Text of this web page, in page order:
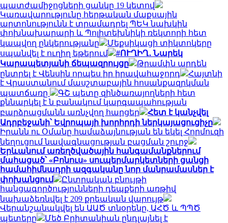
պատժամիջոցների ցանկը 19 կետով
Կառավարությունը հերթական մաքսային
արտոնությունն է տրամադրել ՊԵԿ նախկին
փոխնախարարի և Պոլիտեխնիկի ռեկտորի հետ
կապվող ընկերությանը
Մեքսիկացի տիկտոկերը
սպանվել է ուղիղ եթերում
#ՈՒՂԻՂ․ Նարեկ
Կարապետյանի ճեպազրույցը
Թրամփն արդեն
ընտրել է Վենսին որպես իր իրավահաջորդ
Հայտնի
է Վրաստանում մասշտաբային հոսանքազրկման
պատճառը
ԳՇ պետը զինծառայողների հետ
քննարկել է ն բանակում կարգապահության
բարձրացմանն առնչվող հարցեր
Հետ է կանչվել
Ադրբեջանի՝ Եվրոպայի խորհրդի ներկայացուցիչը
Իրանն ու Օմանը համաձայնության են եկել Հորմուզի
նեղուցում նավագնացության բացման շուրջ
Երևանում առեղծվածային հանգամանքներում
մահացած՝ «Բոնուս» սուպերմարկետների ցանցի
համահիմնադրի ազգականը նոր մանրամասներ է
փոխանցում
Ընտրական բնույթի
հանցագործությունների դեպքերի առթիվ
նախաձեռնվել է 209 քրեական վարույթ
Վերանշանակվել են ԱԱԾ տնօրենը, ԱՀԾ և ՊՊԾ
պետերը
Մեծ Բրիտանիան ընդլայնել է